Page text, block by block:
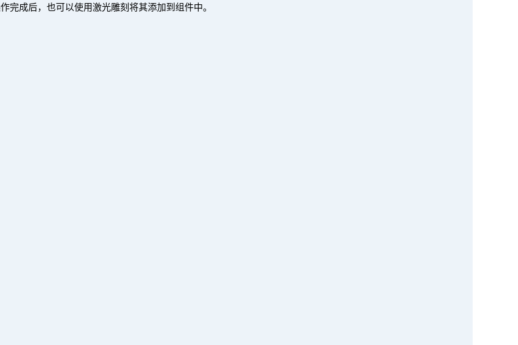
完成后，也可以使用激光雕刻将其添加到组件中。